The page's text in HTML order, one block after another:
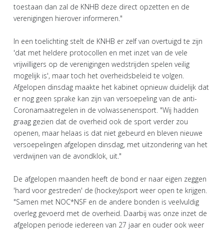
toestaan dan zal de KNHB deze direct opzetten en de
verenigingen hierover informeren."
In een toelichting stelt de KNHB er zelf van overtuigd te zijn
'dat met heldere protocollen en met inzet van de vele
vrijwilligers op de verenigingen wedstrijden spelen veilig
mogelijk is', maar toch het overheidsbeleid te volgen.
Afgelopen dinsdag maakte het kabinet opnieuw duidelijk dat
er nog geen sprake kan zijn van versoepeling van de anti-
Coronamaatregelen in de volwassenensport. "Wij hadden
graag gezien dat de overheid ook de sport verder zou
openen, maar helaas is dat niet gebeurd en bleven nieuwe
versoepelingen afgelopen dinsdag, met uitzondering van het
verdwijnen van de avondklok, uit."
De afgelopen maanden heeft de bond er naar eigen zeggen
'hard voor gestreden' de (hockey)sport weer open te krijgen.
"Samen met NOC*NSF en de andere bonden is veelvuldig
overleg gevoerd met de overheid. Daarbij was onze inzet de
afgelopen periode iedereen van 27 jaar en ouder ook weer